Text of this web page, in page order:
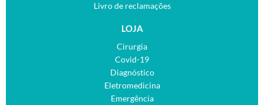
Livro de reclamações
LOJA
Cirurgia
Covid-19
Diagnóstico
Eletromedicina
Emergência